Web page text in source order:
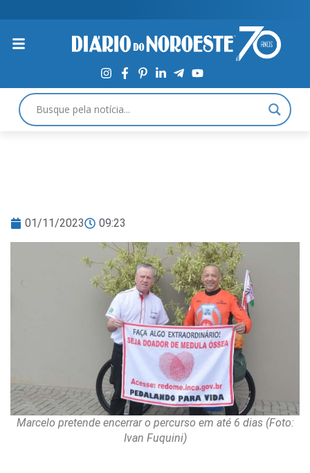
01/11/2023 09:23
Marcelo pretende encerrar o percurso em até 6 dias (Foto:
Ivan Fuquini)